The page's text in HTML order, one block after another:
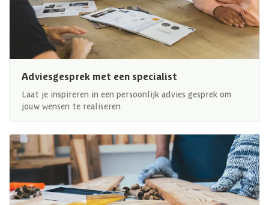
Adviesgesprek met een specialist
Laat je inspireren in een persoonlijk advies gesprek om
jouw wensen te realiseren